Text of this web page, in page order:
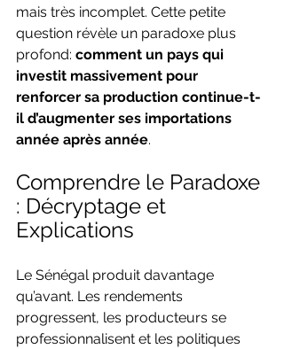
mais très incomplet. Cette petite
question révèle un paradoxe plus
profond: comment un pays qui
investit massivement pour
renforcer sa production continue-t-
il d’augmenter ses importations
année après année.
Comprendre le Paradoxe
: Décryptage et
Explications
Le Sénégal produit davantage
qu’avant. Les rendements
progressent, les producteurs se
professionnalisent et les politiques